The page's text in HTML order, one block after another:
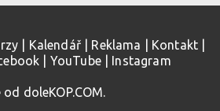
Kalendář| Reklama Kontakt
YouTube| Instagram
doleKOP.COM.